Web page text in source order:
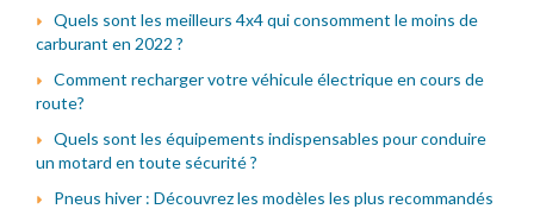
Quels sont les meilleurs 4x4 qui consomment le moins de
carburant en 2022 ?
Comment recharger votre véhicule électrique en cours de
route?
Quels sont les équipements indispensables pour conduire
un motard en toute sécurité ?
Pneus hiver : Découvrez les modèles les plus recommandés